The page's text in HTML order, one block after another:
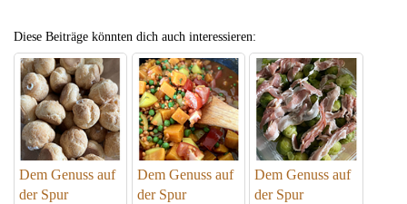
Diese Beiträge könnten dich auch interessieren:
Dem Genuss auf
der Spur
Dem Genuss auf
der Spur
Dem Genuss auf
der Spur